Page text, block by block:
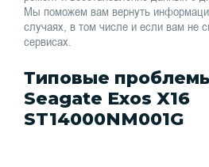
Мы поможем вам вернуть
случаях, в том числе и если вам не
сервисах.
Типовые
Seagate Exos X16
ST14000NM001G